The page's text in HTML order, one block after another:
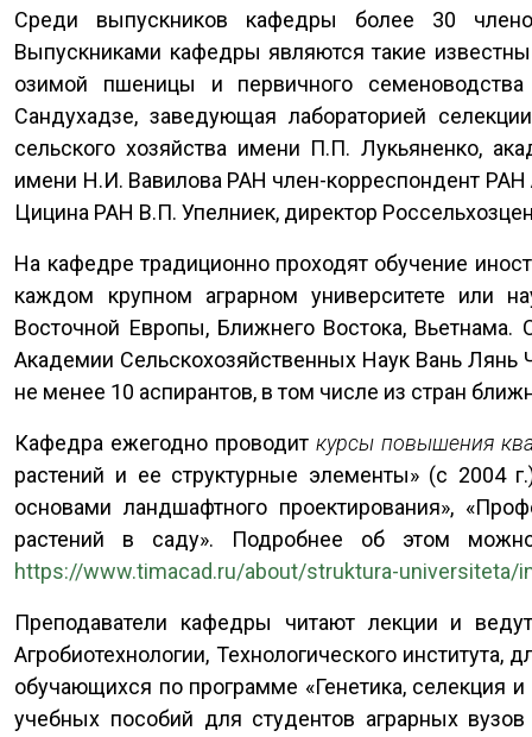
Среди выпускников кафедры более 30
Выпускниками кафедры являются такие
озимой пшеницы и первичного
Сандухадзе, заведующая лабораторией
сельского хозяйства имени П.П. Лукьяненко,
имени Н.И. Вавилова РАН член-корреспондент РАН
Цицина РАН В.П. Упелниек, директор
На кафедре традиционно проходят обучение
каждом крупном аграрном университете или
Восточной Европы, Ближнего Востока,
Академии Сельскохозяйственных Наук Вань
не менее 10 аспирантов, в том числе из стран
Кафедра ежегодно проводиткурсы повышения
растений и ее структурные элементы» (с 2004
основами ландшафтного проектирования»,
растений в саду». Подробнее об этом можно
https://www.timacad.ru/about/struktura-universiteta/
Преподаватели кафедры читают лекции и
Агробиотехнологии, Технологического
обучающихся по программе «Генетика, селекция
учебных пособий для студентов аграрных